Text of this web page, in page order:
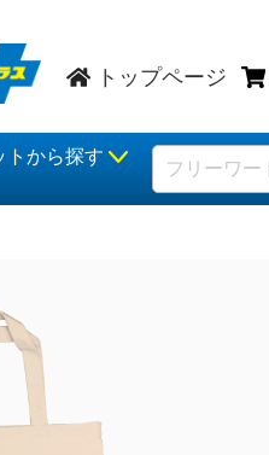
トップページ
トから探す